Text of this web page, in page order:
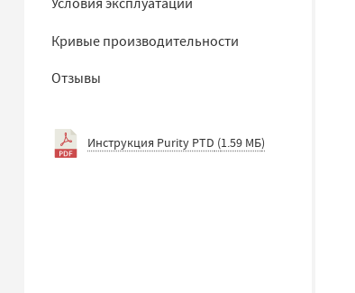
Условия эксплуатации
Кривые производительности
Отзывы
Инструкция Purity PTD (1.59 МБ)